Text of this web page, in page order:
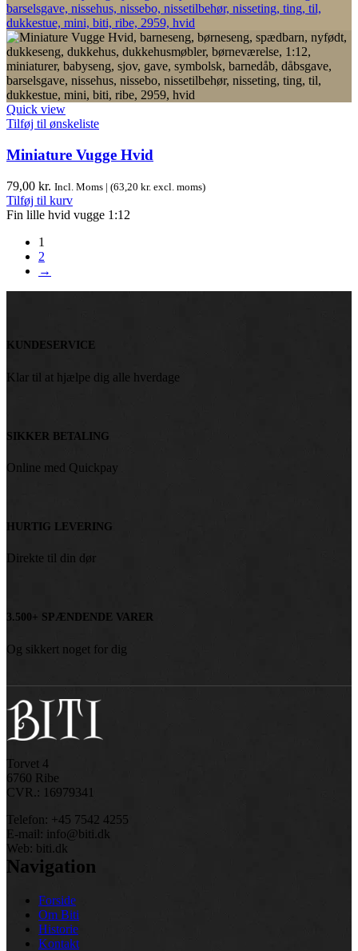
Quick view
Tilføj til ønskeliste
Miniature Vugge Hvid
79,00 kr. Incl. Moms | (63,20 kr. excl. moms)
Tilføj til kurv
Fin lille hvid vugge 1:12
1
2
→
KUNDESERVICE
Klar til at hjælpe dig alle hverdage
SIKKER BETALING
Online med Quickpay
HURTIG LEVERING
Direkte til din dør
3.500+ SPÆNDENDE VARER
Og sikkert noget for dig
Torvet 4
6760 Ribe
CVR.: 16979341
Telefon: +45 7542 4255
E-mail: info@biti.dk
Web: biti.dk
Navigation
Forside
Om Biti
Historie
Kontakt